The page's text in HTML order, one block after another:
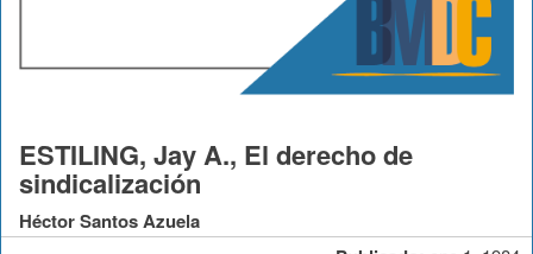
ESTILING, Jay A., El derecho de
sindicalización
Héctor Santos Azuela